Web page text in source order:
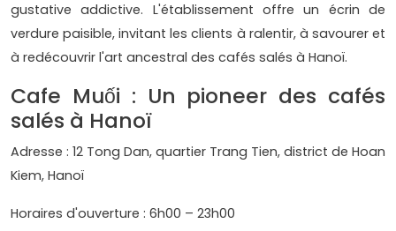
gustative addictive. L'établissement offre un écrin de
verdure paisible, invitant les clients à ralentir, à savourer et
à redécouvrir l'art ancestral des cafés salés à Hanoï.
Cafe Muối : Un pioneer des cafés
salés à Hanoï
Adresse : 12 Tong Dan, quartier Trang Tien, district de Hoan
Kiem, Hanoï
Horaires d'ouverture : 6h00 – 23h00